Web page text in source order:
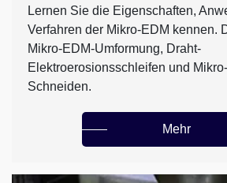
Lernen Sie die Eigenschaften,
Verfahren der Mikro-EDM kennen.
Mikro-EDM-Umformung, Draht-
Elektroerosionsschleifen und
Schneiden.
Mehr